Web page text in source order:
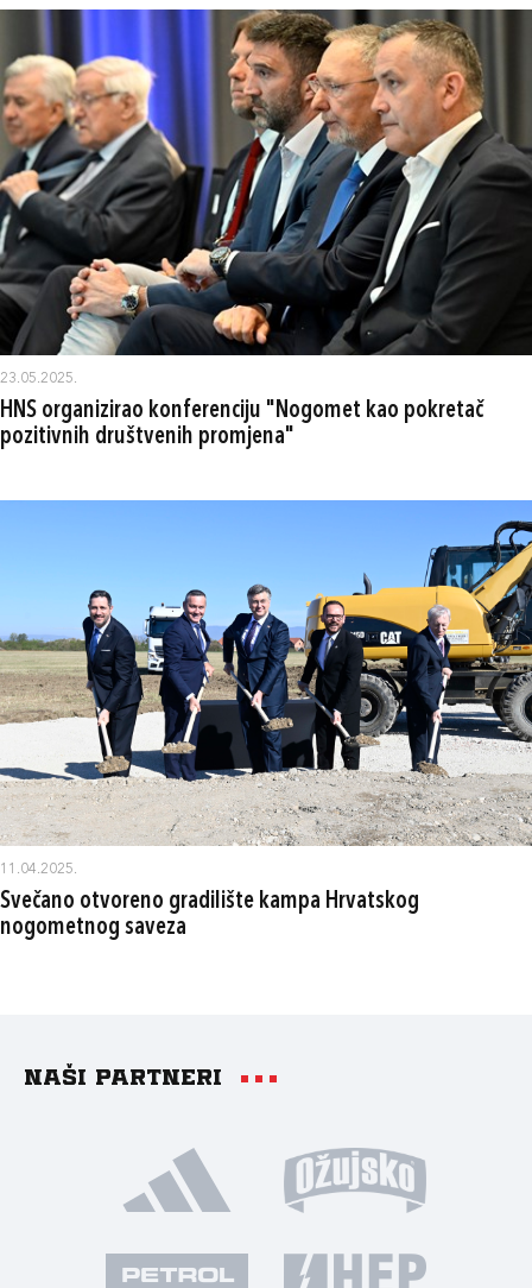
23.05.2025.
HNS organizirao konferenciju "Nogomet kao pokretač
pozitivnih društvenih promjena"
11.04.2025.
Svečano otvoreno gradilište kampa Hrvatskog
nogometnog saveza
Naši partneri